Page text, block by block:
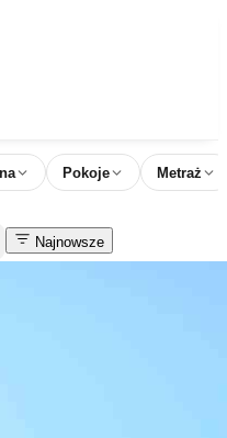
Pokoje Metraż
Najnowsze